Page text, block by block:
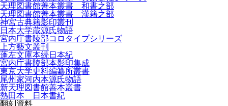
天理図書館善本叢書 和書之部
天理図書館善本叢書 漢籍之部
神宮古典籍影印叢刊
日本大学蔵源氏物語
宮内庁書陵部コロタイプシリーズ
上方藝文叢刊
蓬左文庫本続日本紀
宮内庁書陵部本影印集成
東京大学史料編纂所叢書
尾州家河内本源氏物語
新天理図書館善本叢書
熱田本 日本書紀
翻刻資料